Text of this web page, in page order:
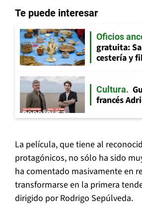
Te puede interesar
Oficios
gratuita:
cestería y
Cultura
francés
La película, que tiene al
protagónicos, no sólo ha sido
ha comentado masivamente en
transformarse en la primera
dirigido por Rodrigo Sepúlveda.